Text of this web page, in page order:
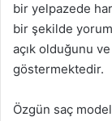
bir yelpazede
bir şekilde
açık olduğunu
göstermektedir.
Özgün saç